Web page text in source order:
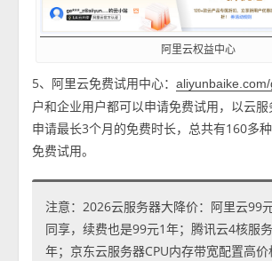
阿里云权益中心
5、阿里云免费试用中心：
户和企业用户都可以申请免费试用，以云
申请最长3个月的免费时长，总共有160多
免费试用。
注意：2026云服务器大降价：阿里云99
同享，续费也是99元1年；腾讯云4核服
年；京东云服务器CPU内存带宽配置高